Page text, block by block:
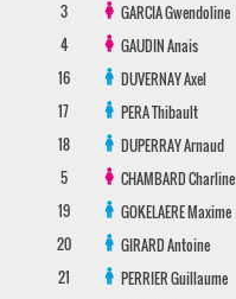
3
GARCIAGwendoline
4
GAUDINAnais
16
DUVERNAYAxel
17
PERAThibault
18
DUPERRAYArnaud
5
CHAMBARDCharline
19
GOKELAEREMaxime
20
GIRARDAntoine
21
PERRIERGuillaume